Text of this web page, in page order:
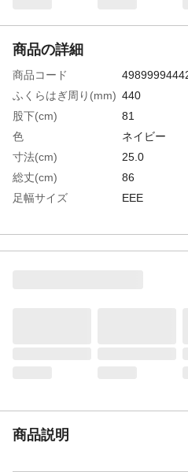
商品の詳細
商品コード
ふくらはぎ周り(mm) 440
股下(cm)
81
色
ネイビー
寸法(cm)
25.0
総丈(cm)
86
足幅サイズ
EEE
サイズ
UK(イギリス)規格サ
6.5
材質3
底部：耐油
商品説明